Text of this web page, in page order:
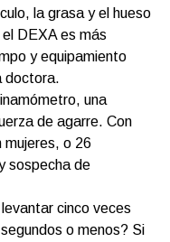
la grasa y el hueso
DEXA es más
y equipamiento
doctora.
una
de agarre. Con
mujeres, o 26
sospecha de
cinco veces
o menos? Si